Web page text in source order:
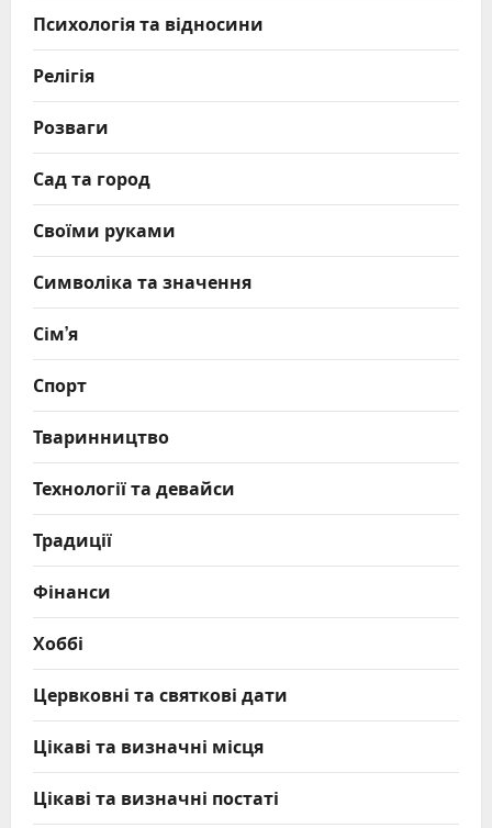
Психологія та відносини
Релігія
Розваги
Сад та город
Своїми руками
Символіка та значення
Сім’я
Спорт
Тваринництво
Технології та девайси
Традиції
Фінанси
Хоббі
Цервковні та святкові дати
Цікаві та визначні місця
Цікаві та визначні постаті